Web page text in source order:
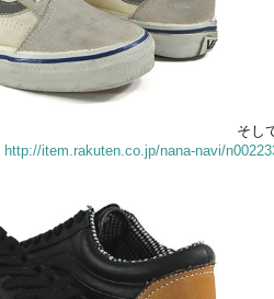
そし
http://item.rakuten.co.jp/nana-navi/